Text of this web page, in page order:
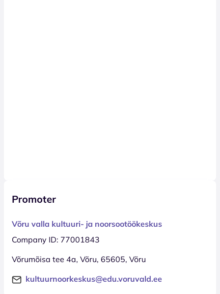
Promoter
Võru valla kultuuri- ja noorsootöökeskus
Company ID: 77001843
Võrumõisa tee 4a, Võru, 65605, Võru
kultuurnoorkeskus@edu.voruvald.ee